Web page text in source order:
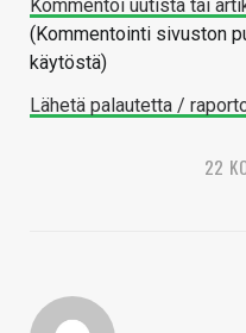
Kommentoi uutista tai
(Kommentointi sivuston
käytöstä)
Lähetä palautetta /
22